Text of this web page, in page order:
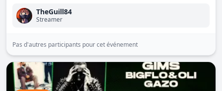
TheGuill84
Streamer
Pas d'autres participants pour cet événement